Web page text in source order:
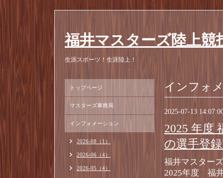
福井マスターズ陸上競
生涯スポーツ！生涯陸上！
インフォ
2025-07-13
2025 年度
の選手登
福井マスター
2025年度 福
トップページ
マスターズ事務局
インフォメーション
2026-08（1）
2026-06（4）
2026-05（4）